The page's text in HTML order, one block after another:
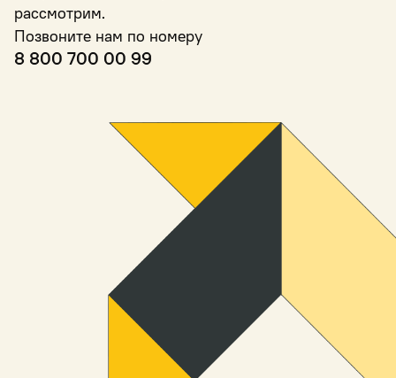
рассмотрим.
Позвоните нам по номеру
8 800 700 00 99